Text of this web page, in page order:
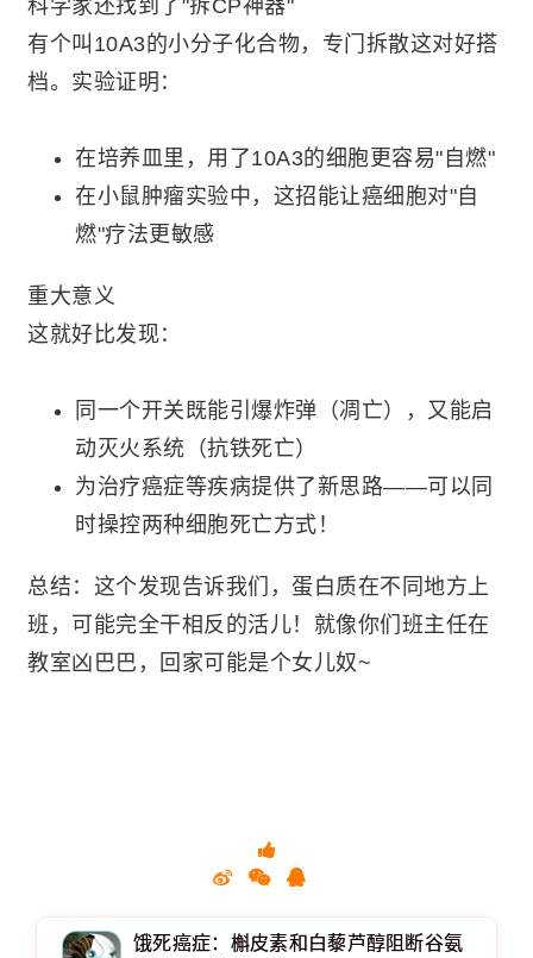
科学家还找到了"拆CP神器"
有个叫10A3的小分子化合物，专门拆散这对好搭
档。实验证明：
在培养皿里，用了10A3的细胞更容易"自燃"
在小鼠肿瘤实验中，这招能让癌细胞对"自
燃"疗法更敏感
重大意义
这就好比发现：
同一个开关既能引爆炸弹（凋亡），又能启
动灭火系统（抗铁死亡）
为治疗癌症等疾病提供了新思路——可以同
时操控两种细胞死亡方式！
总结：这个发现告诉我们，蛋白质在不同地方上
班，可能完全干相反的活儿！就像你们班主任在
教室凶巴巴，回家可能是个女儿奴~
饿死癌症：槲皮素和白藜芦醇阻断谷氨